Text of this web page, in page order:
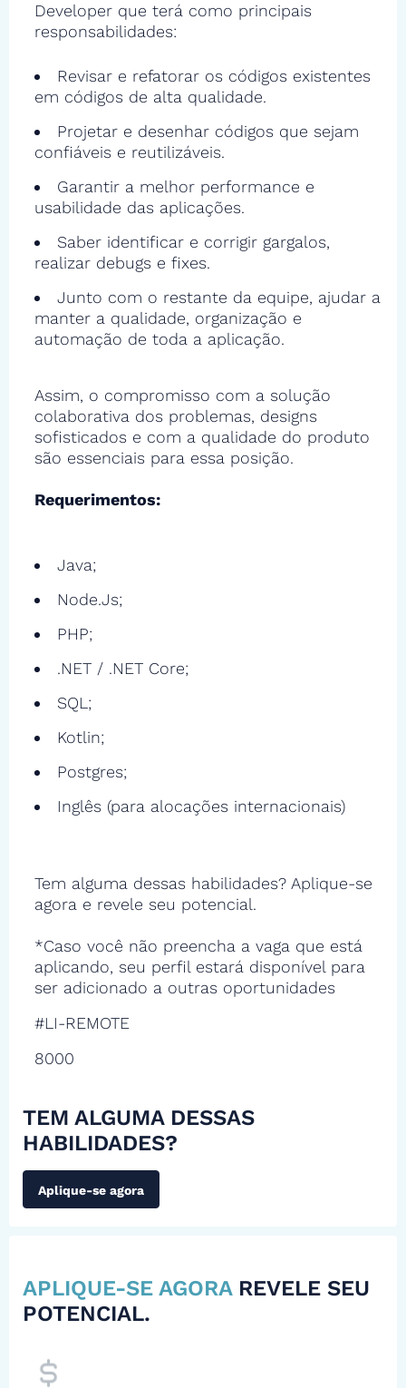
Developer que terá como principais
responsabilidades:
Revisar e refatorar os códigos existentes
em códigos de alta qualidade.
Projetar e desenhar códigos que sejam
confiáveis e reutilizáveis.
Garantir a melhor performance e
usabilidade das aplicações.
Saber identificar e corrigir gargalos,
realizar debugs e fixes.
Junto com o restante da equipe, ajudar a
manter a qualidade, organização e
automação de toda a aplicação.
Assim, o compromisso com a solução
colaborativa dos problemas, designs
sofisticados e com a qualidade do produto
são essenciais para essa posição.
Requerimentos:
Java;
Node.Js;
PHP;
.NET / .NET Core;
SQL;
Kotlin;
Postgres;
Inglês (para alocações internacionais)
Tem alguma dessas habilidades? Aplique-se
agora e revele seu potencial.
*Caso você não preencha a vaga que está
aplicando, seu perfil estará disponível para
ser adicionado a outras oportunidades
#LI-REMOTE
8000
TEM ALGUMA DESSAS
HABILIDADES?
Aplique-se agora
APLIQUE-SE AGORA REVELE SEU
POTENCIAL.